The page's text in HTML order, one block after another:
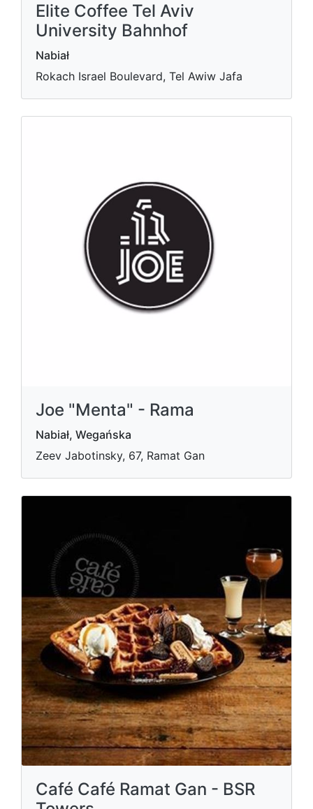
Elite Coffee Tel Aviv
University Bahnhof
Nabiał
Rokach Israel Boulevard, Tel Awiw Jafa
Joe "Menta" - Rama
Nabiał, Wegańska
Zeev Jabotinsky, 67, Ramat Gan
Café Café Ramat Gan - BSR